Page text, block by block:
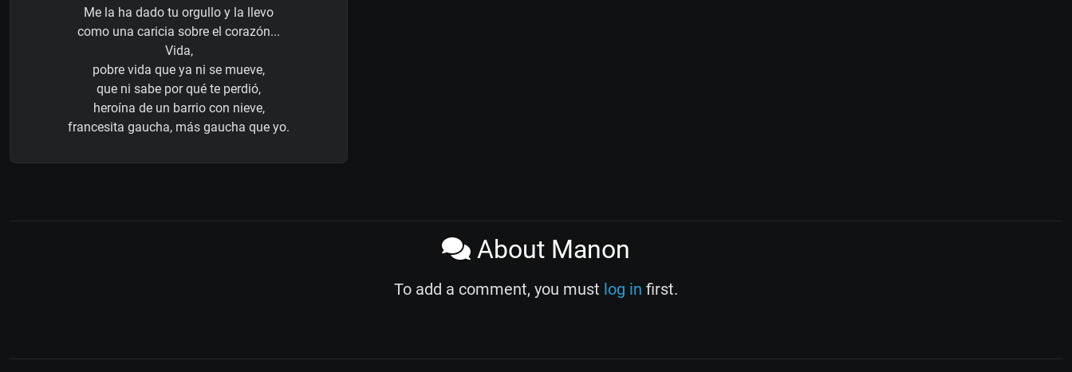
Me la ha dado tu orgullo y la llevo
como una caricia sobre el corazón...
Vida,
pobre vida que ya ni se mueve,
que ni sabe por qué te perdió,
heroína de un barrio con nieve,
francesita gaucha, más gaucha que yo.
About Manon
To add a comment, you must log in first.